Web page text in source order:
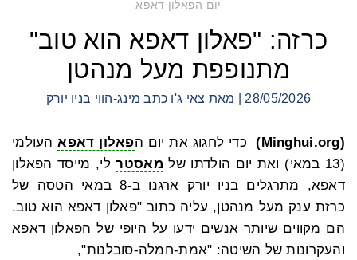
יום הפאלון דאפא
כרזה: "פאלון דאפא הוא טוב"
מתנופפת מעל מנהטן
28/05/2026 | מאת צאי ג'ו כתב מינג-הווי בניו יורק
(Minghui.org) כדי לחגוג את יום הפאלון דאפאהעולמי
(13 במאי) ואת יום הולדתו של
מאסטרלי, מייסד הפאלון
דאפא, מתרגלים בניו יורק ארגנו ב-8 במאי הטסה של
כרזת ענק מעל מנהטן, עליה כתוב "פאלון דאפא הוא טוב.
הם מקווים שיותר אנשים ידעו על היופי של הפאלון דאפא
והעקרונות של השיטה: "אמת-חמלה-סובלנות",